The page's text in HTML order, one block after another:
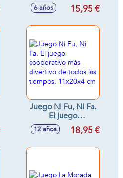
6 años 15,95 €
Juego Ni Fu, Ni Fa.
El juego
cooperativo más
divertivo de todos
12 años 18,95 €